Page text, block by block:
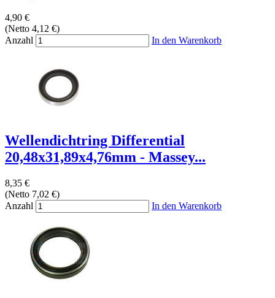
4,90 €
(Netto 4,12 €)
Anzahl
In den Warenkorb
Wellendichtring Differential
20,48x31,89x4,76mm - Massey...
8,35 €
(Netto 7,02 €)
Anzahl
In den Warenkorb